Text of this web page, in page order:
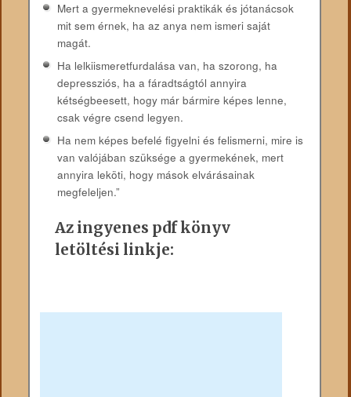
Mert a gyermeknevelési praktikák és jótanácsok
mit sem érnek, ha az anya nem ismeri saját
magát.
Ha lelkiismeretfurdalása van, ha szorong, ha
depressziós, ha a fáradtságtól annyira
kétségbeesett, hogy már bármire képes lenne,
csak végre csend legyen.
Ha nem képes befelé figyelni és felismerni, mire is
van valójában szüksége a gyermekének, mert
annyira leköti, hogy mások elvárásainak
megfeleljen.”
Az ingyenes pdf könyv
letöltési linkje: